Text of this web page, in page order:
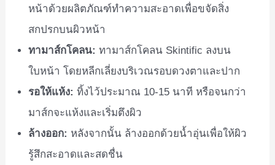
หน้าด้วยผลิตภัณฑ์ทำความสะอาดเพื่อขจัดสิ่ง
สกปรกบนผิวหน้า
ทามาส์กโคลน: ทามาส์กโคลน Skintific ลงบน
ใบหน้า โดยหลีกเลี่ยงบริเวณรอบดวงตาและปาก
รอให้แห้ง: ทิ้งไว้ประมาณ 10-15 นาที หรือจนกว่า
มาส์กจะแห้งและเริ่มตึงผิว
ล้างออก: หลังจากนั้น ล้างออกด้วยน้ำอุ่นเพื่อให้ผิว
รู้สึกสะอาดและสดชื่น